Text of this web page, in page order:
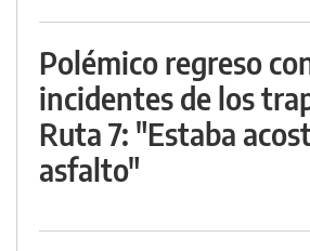
Polémico regreso
incidentes de los
Ruta 7: "Estaba
asfalto"